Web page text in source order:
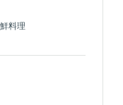
料理